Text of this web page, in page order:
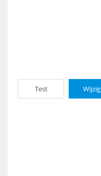
Test Wijzig